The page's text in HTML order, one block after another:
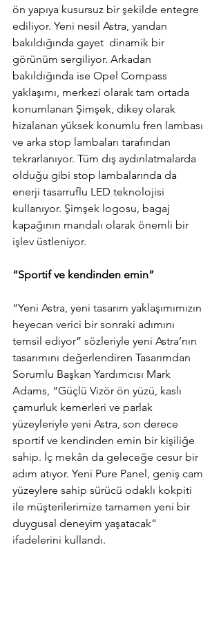
ön yapıya kusursuz bir şekilde entegre
ediliyor. Yeni nesil Astra, yandan
bakıldığında gayet  dinamik bir
görünüm sergiliyor. Arkadan
bakıldığında ise Opel Compass
yaklaşımı, merkezi olarak tam ortada
konumlanan Şimşek, dikey olarak
hizalanan yüksek konumlu fren lambası
ve arka stop lambaları tarafından
tekrarlanıyor. Tüm dış aydınlatmalarda
olduğu gibi stop lambalarında da
enerji tasarruflu LED teknolojisi
kullanıyor. Şimşek logosu, bagaj
kapağının mandalı olarak önemli bir
işlev üstleniyor.
“Sportif ve kendinden emin”
“Yeni Astra, yeni tasarım yaklaşımımızın
heyecan verici bir sonraki adımını
temsil ediyor” sözleriyle yeni Astra’nın
tasarımını değerlendiren Tasarımdan
Sorumlu Başkan Yardımcısı Mark
Adams, “Güçlü Vizör ön yüzü, kaslı
çamurluk kemerleri ve parlak
yüzeyleriyle yeni Astra, son derece
sportif ve kendinden emin bir kişiliğe
sahip. İç mekân da geleceğe cesur bir
adım atıyor. Yeni Pure Panel, geniş cam
yüzeylere sahip sürücü odaklı kokpiti
ile müşterilerimize tamamen yeni bir
duygusal deneyim yaşatacak”
ifadelerini kullandı.